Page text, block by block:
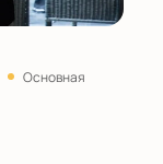
Основная